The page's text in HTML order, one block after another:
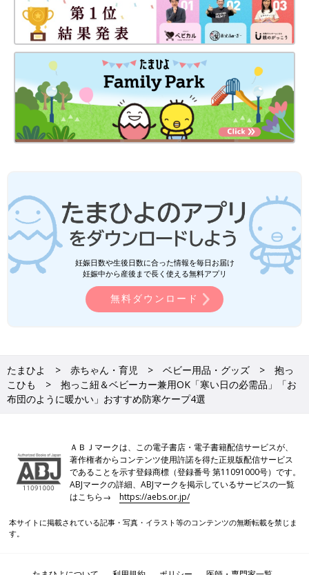
妊娠日数や生後日数に合った情報を毎日お届け
妊娠中から産後まで長く使える無料アプリ
無料ダウンロード
たまひよ 赤ちゃん・育児 ベビー用品・グッズ
抱っ
こひも
抱っこ紐＆ベビーカー兼用OK「寒い日の必需品」「お
布団のように暖かい」おすすめ防寒ケープ4選
ＡＢＪマークは、この電子書店・電子書籍配信サービスが、
著作権者からコンテンツ使用許諾を得た正規版配信サービス
であることを示す登録商標（登録番号 第11091000号）です。
ABJマークの詳細、ABJマークを掲示しているサービスの一覧
はこちら→https://aebs.or.jp/
本サイトに掲載されている記事・写真・イラスト等のコンテンツの無断転載を禁じま
す。